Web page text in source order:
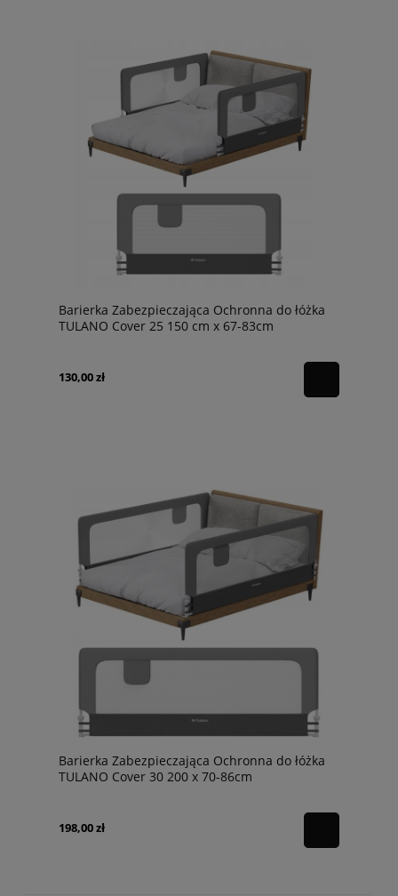
Barierka Zabezpieczająca Ochronna do łóżka
TULANO Cover 25 150 cm x 67-83cm
130,00 zł
Barierka Zabezpieczająca Ochronna do łóżka
TULANO Cover 30 200 x 70-86cm
198,00 zł